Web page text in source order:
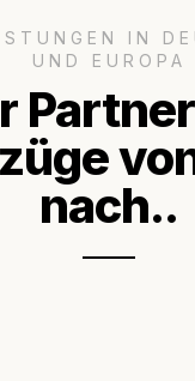
IN
UND EUROPA
nach..